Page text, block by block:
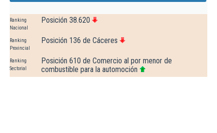
Ranking
Nacional
Posición 38.620
Ranking
Provincial
Posición 136 de Cáceres
Ranking
Sectorial
Posición 610 de Comercio al por menor de
combustible para la automoción